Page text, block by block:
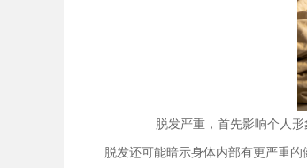
脱发严重，首先影响个人
脱发还可能暗示身体内部有更严重